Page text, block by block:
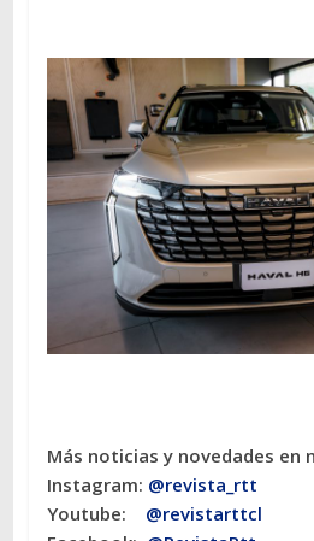
Más noticias y novedades en
Instagram: @revista_rtt
Youtube: @revistarttcl